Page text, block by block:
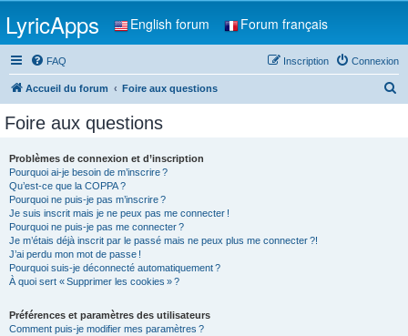
LyricApps English forum Forum français
FAQ Connexion
Inscription
Accueil du forum Foire aux questions
Foire aux questions
Problèmes de connexion et d’inscription
Pourquoi ai-je besoin de m’inscrire ?
Qu’est-ce que la COPPA ?
Pourquoi ne puis-je pas m’inscrire ?
Je suis inscrit mais je ne peux pas me connecter !
Pourquoi ne puis-je pas me connecter ?
Je m’étais déjà inscrit par le passé mais ne peux plus me connecter ?!
J’ai perdu mon mot de passe !
Pourquoi suis-je déconnecté automatiquement ?
À quoi sert « Supprimer les cookies » ?
Préférences et paramètres des utilisateurs
Comment puis-je modifier mes paramètres ?